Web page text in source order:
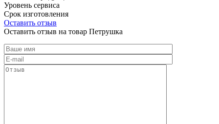
Уровень сервиса
Срок изготовления
Оставить отзыв
Оставить отзыв на товар Петрушка